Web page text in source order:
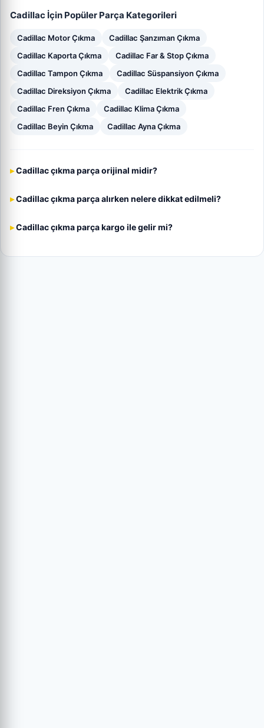
Cadillac İçin Popüler Parça Kategorileri
Cadillac Motor Çıkma
Cadillac Şanzıman Çıkma
Cadillac Kaporta Çıkma
Cadillac Far & Stop Çıkma
Cadillac Tampon Çıkma
Cadillac Süspansiyon Çıkma
Cadillac Direksiyon Çıkma
Cadillac Elektrik Çıkma
Cadillac Fren Çıkma
Cadillac Klima Çıkma
Cadillac Beyin Çıkma
Cadillac Ayna Çıkma
Cadillac çıkma parça orijinal midir?
Cadillac çıkma parça alırken nelere dikkat edilmeli?
Cadillac çıkma parça kargo ile gelir mi?